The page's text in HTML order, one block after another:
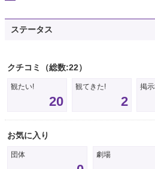
ステータス
クチコミ （総数:22）
観たい!
20
観てきた!
2
掲
お気に入り
団体 劇場